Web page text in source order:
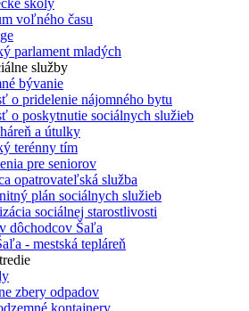
školy
voľného času
parlament mladých
služby
bývanie
o pridelenie nájomného bytu
o poskytnutie sociálnych služieb
a útulky
terénny tím
pre seniorov
opatrovateľská služba
plán sociálnych služieb
sociálnej starostlivosti
dôchodcov Šaľa
- mestská tepláreň
zbery odpadov
kontajnery